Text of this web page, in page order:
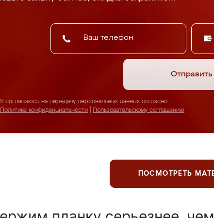
Отправить
Я соглашаюсь на передачу персональных данных согласно
Политике конфиденциальности
Пользовательскому соглашению
ПОСМОТРЕТЬ